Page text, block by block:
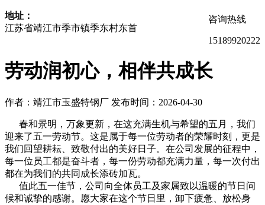
咨询热线
15189920222
劳动润初心，相伴共成长
作者：靖江市玉盛特钢厂 发布时间：2026-04-30
春和景明，万象更新，在这充满生机与希望的五月，我们
迎来了五一劳动节。这是属于每一位劳动者的荣耀时刻，更是
我们回望耕耘、致敬付出的美好日子。在公司发展的征程中，
每一位员工都是奋斗者，每一份劳动都充满力量，每一次付出
都在为我们的共同成长添砖加瓦。
值此五一佳节，公司向全体员工及家属致以温暖的节日问
候和诚挚的感谢。愿大家在这个节日里，卸下疲惫、放松身
地址：
江苏省靖江市季市镇季东村东首